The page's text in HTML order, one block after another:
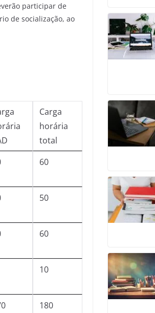
participar de
de socialização, ao
Carga
horária
total
60
50
60
10
180